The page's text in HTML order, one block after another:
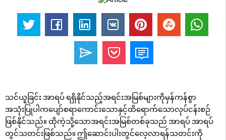
သင်ယူခြင်း အာရပ် ရရှိနိုင်သည့်အရင်းအမြစ်များကိုမှန်ကန်စွာ
အသုံးပြုပါကပျော်စရာကောင်းသောနှင့်ထိရောက်သောလုပ်ငန်းစဉ်
ဖြစ်နိုင်သည်။ ထိုကဲ့သို့သောအရင်းအမြစ်တစ်ခုသည် အာရပ် အာရပ်
တွင်သတင်းဖြစ်သည်။ ဤဆောင်းပါးတွင်လေ့လာရန်သတင်းကို